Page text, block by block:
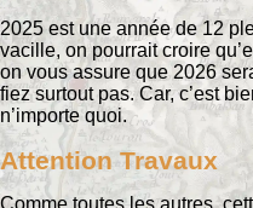
2025 est une année de 12
vacille, on pourrait croire
on vous assure que 2026
fiez surtout pas. Car, c’est
n’importe quoi.
Attention Travaux